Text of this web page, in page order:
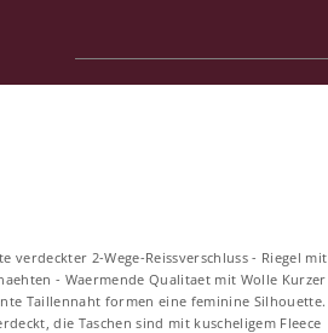
verdeckter 2-Wege-Reissverschluss - Riegel mit
- Waermende Qualitaet mit Wolle Kurzer
Taillennaht formen eine feminine Silhouette.
die Taschen sind mit kuscheligem Fleece